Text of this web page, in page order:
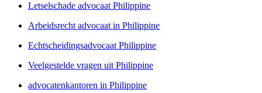
Letselschade advocaat Philippine
Arbeidsrecht advocaat in Philippine
Echtscheidingsadvocaat Philippine
Veelgestelde vragen uit Philippine
advocatenkantoren in Philippine